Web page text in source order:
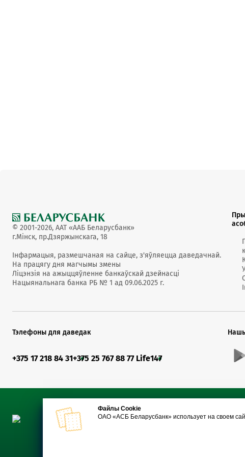
© 2001-2026, ААТ «ААБ Беларусбанк»
г.Мінск, пр.Дзяржынскага, 18
Інфармацыя, размешчаная на сайце, з'яўляецца даведачнай.
На працягу дня магчымы змены
Ліцэнзія на ажыццяўленне банкаўскай дзейнасці
Нацыянальнага банка РБ № 1 ад 09.06.2025 г.
Тэлефоны для даведак
+375 17 218 84 31+375 25 767 88 77 Life147
Файлы Cookie
ОАО «АСБ Беларусбанк» использует на своем